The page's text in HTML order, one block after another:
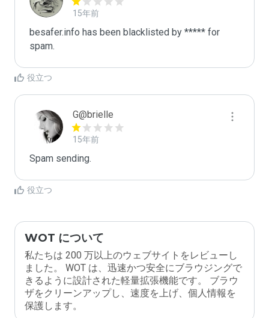
15年前
besafer.info has been blacklisted by ***** for
spam.
役立つ
G@brielle
15年前
Spam sending.
役立つ
WOT について
私たちは 200 万以上のウェブサイトをレビューし
ました。 WOT は、迅速かつ安全にブラウジングで
きるように設計された軽量拡張機能です。 ブラウ
ザをクリーンアップし、速度を上げ、個人情報を
保護します。